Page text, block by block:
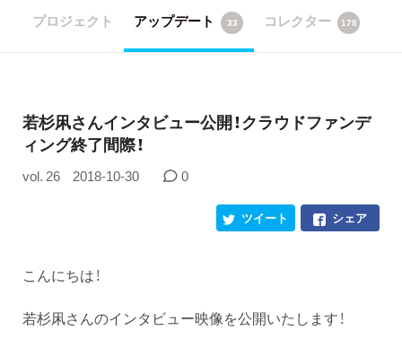
プロジェクト アップデート 33 コレクター 178
若杉凩さんインタビュー公開！クラウドファンデ
ィング終了間際！
vol. 26 2018-10-30 0
シェア
ツイート
こんにちは！
若杉凩さんのインタビュー映像を公開いたします！